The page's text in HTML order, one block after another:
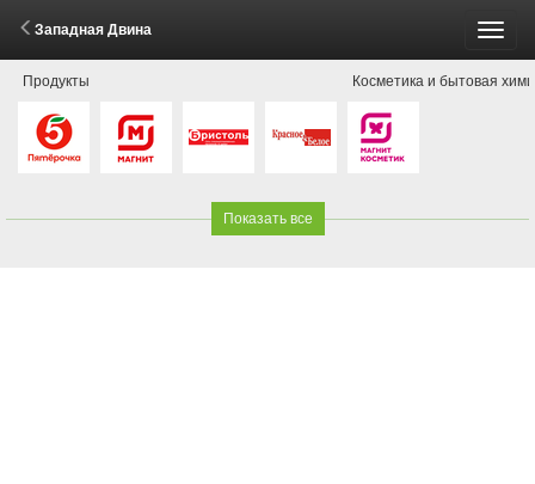
Западная Двина
Продукты Косметика и бытовая
Показать все